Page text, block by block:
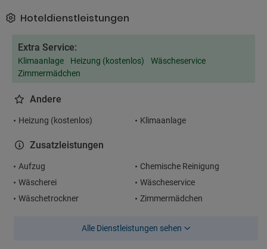
Hoteldienstleistungen
Extra Service:
Klimaanlage Heizung (kostenlos)
Wäscheservice
Zimmermädchen
Andere
Heizung (kostenlos) Klimaanlage
Zusatzleistungen
Aufzug
Chemische Reinigung
Wäscherei
Wäscheservice
Wäschetrockner
Zimmermädchen
Alle Dienstleistungen sehen